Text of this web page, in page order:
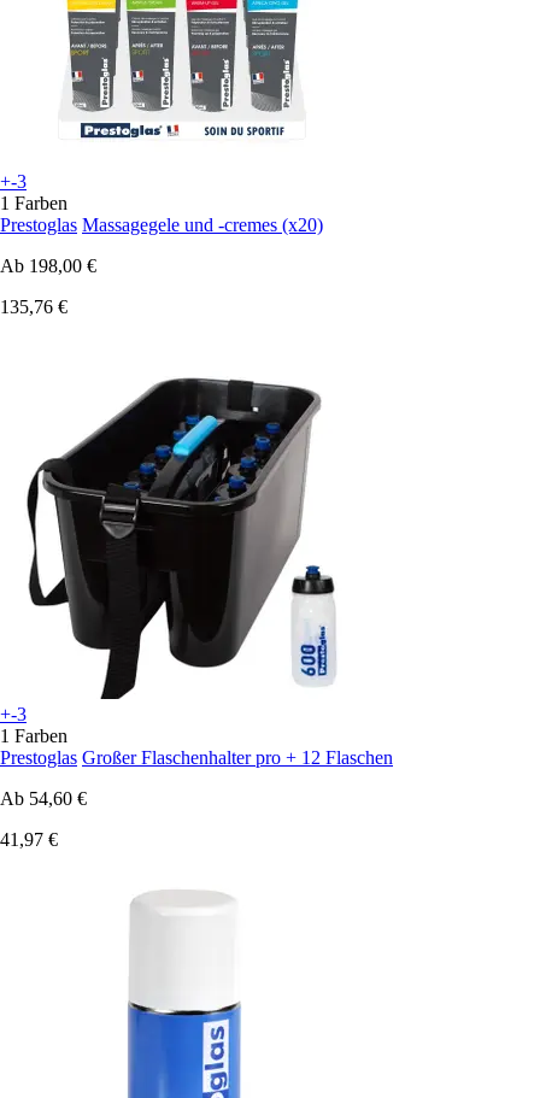
+-3
1 Farben
Prestoglas Massagegele und -cremes (x20)
Ab 198,00 €
135,76 €
+-3
1 Farben
Prestoglas Großer Flaschenhalter pro + 12 Flaschen
Ab 54,60 €
41,97 €